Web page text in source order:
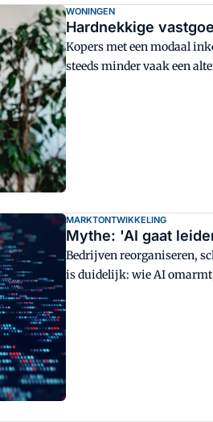
WONINGEN
Hardnekkige
Kopers met een modaal
steeds minder vaak een
MARKTONTWIKKELING
Mythe: 'AI gaat
Bedrijven reorganiseren,
is duidelijk: wie AI